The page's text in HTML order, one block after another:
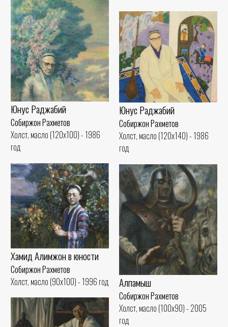
Юнус Раджабий
Собиржон Рахметов
Холст, масло (120x100) - 1986
год
Юнус Раджабий
Собиржон Рахметов
Холст, масло (120x140) - 1986
год
Хамид Алимжон в юности
Собиржон Рахметов
Холст, масло (90x100) - 1996 год
Алпамыш
Собиржон Рахметов
Холст, масло (100x90) - 2005
год